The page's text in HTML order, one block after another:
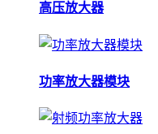
高压放大器
功率放大器模块